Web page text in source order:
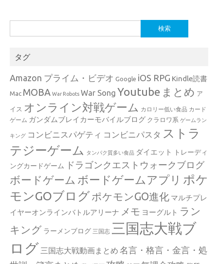
索:
タグ
Amazon プライム・ビデオ Google iOS RPG Kindle読書
Mac MOBA War Robots War Song Youtube まとめ ア
イス オンライン対戦ゲーム カロリー低い食品 カード
ゲーム ガンダムブレイカーモバイルブログ クラロワ系 ゲームラン
キング コンビニスパゲティ コンビニパスタ ストラ
テジーゲーム
タンパク質多い食品 ダイエット
トレーディ
ングカードゲーム
ドラゴンクエストウォークブログ
ボードゲーム ボードゲームアプリ ポケ
モンGOブログ ポケモンGO進化 マルチプレ
イヤーオンラインバトルアリーナ メモ ヨーグルト ラン
キング ラーメンブログ 三国志 三国志大戦ブ
ログ 三国志大戦動画まとめ 名言・格言・金言・処